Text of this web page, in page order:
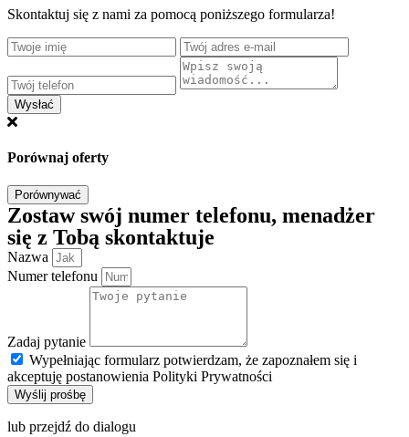
Skontaktuj się z nami za pomocą poniższego formularza!
Wysłać
Porównaj oferty
Porównywać
Zostaw swój numer telefonu, menadżer
się z Tobą skontaktuje
Nazwa
Numer telefonu
Zadaj pytanie
Wypełniając formularz potwierdzam, że zapoznałem się i
akceptuję postanowienia Polityki Prywatności
Wyślij prośbę
lub przejdź do dialogu